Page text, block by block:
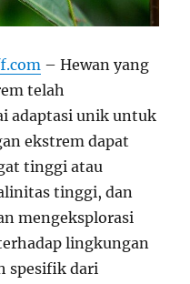
– Hewan yang
telah
adaptasi unik untuk
ekstrem dapat
tinggi atau
tinggi, dan
mengeksplorasi
lingkungan
spesifik dari